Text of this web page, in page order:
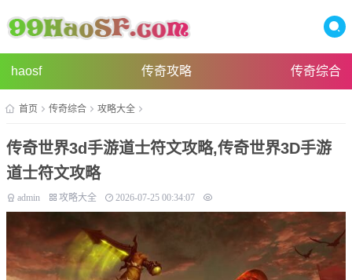
haosf 传奇攻略 传奇综合
首页 传奇综合 攻略大全
传奇世界3d手游道士符文攻略,传奇世界3D手游
道士符文攻略
admin 攻略大全 2026-07-25 00:34:07